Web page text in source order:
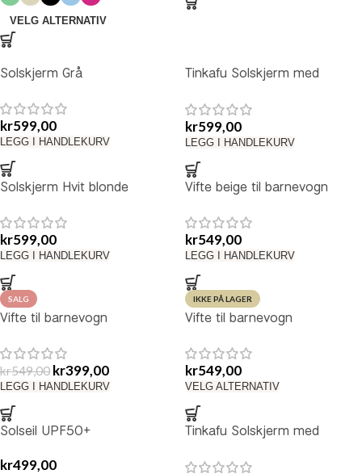
VELG ALTERNATIV
Solskjerm Grå
kr599,00
LEGG I HANDLEKURV
Tinkafu Solskjerm med
kr599,00
LEGG I HANDLEKURV
Solskjerm Hvit blonde
kr599,00
LEGG I HANDLEKURV
Vifte beige til barnevogn
kr549,00
LEGG I HANDLEKURV
SALG
Vifte til barnevogn
kr549,00 kr399,00
LEGG I HANDLEKURV
IKKE PÅ LAGER
Vifte til barnevogn
kr549,00
VELG ALTERNATIV
Solseil UPF50+
kr499,00
Tinkafu Solskjerm med